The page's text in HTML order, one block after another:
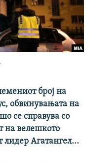
број на
обвинувањата на
се справува со
на велешкото
лидер Агатангел...